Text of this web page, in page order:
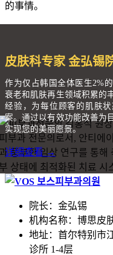
的事情。
皮肤科专家 金弘锡
作为仅占韩国全体医生2%
衰老和肌肤再生领域积累的
经验，为每位顾客的肌肤
案。通过以有效功能改善为
实现您的美丽愿景。
详细查看 →
院长：金弘锡
机构名称：博思皮
地址：首尔特别市
诊所 1-4层